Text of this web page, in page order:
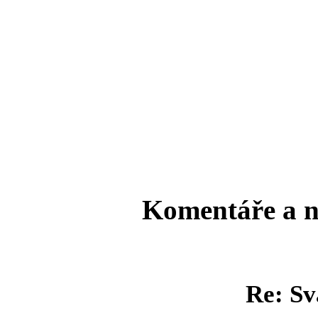
Komentáře a
Re: